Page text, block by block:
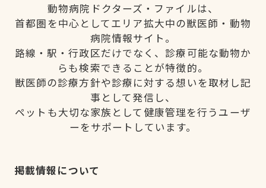
動物病院ドクターズ・ファイルは、
首都圏を中心としてエリア拡大中の獣医師・動物
病院情報サイト。
路線・駅・行政区だけでなく、診療可能な動物か
らも検索できることが特徴的。
獣医師の診療方針や診療に対する想いを取材し記
事として発信し、
ペットも大切な家族として健康管理を行うユーザ
ーをサポートしています。
掲載情報について